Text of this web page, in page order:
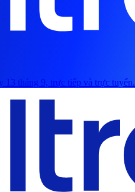
13 tháng 9, trực tiếp và trực tuyến.